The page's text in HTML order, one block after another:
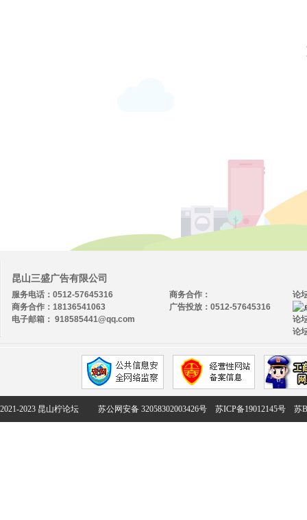
昆山三盛广告有限公司
服务电话：0512-57645316
商务合作：18136541063
电子邮箱： 918585441@qq.com
论
论
论
商务合作：
广告投放：0512-57645316
2021-2023 昆山柠论坛 苏公网安备 32058302003426号 苏ICP备19012145号 苏